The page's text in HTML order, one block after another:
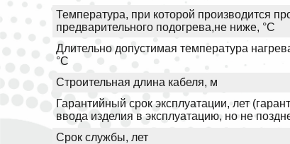
Температура, при которой производится
предварительного подогрева,не ниже, °С
Длительно допустимая температура
°С
Строительная длина кабеля, м
Гарантийный срок эксплуатации, лет
ввода изделия в эксплуатацию, но не
Срок службы, лет